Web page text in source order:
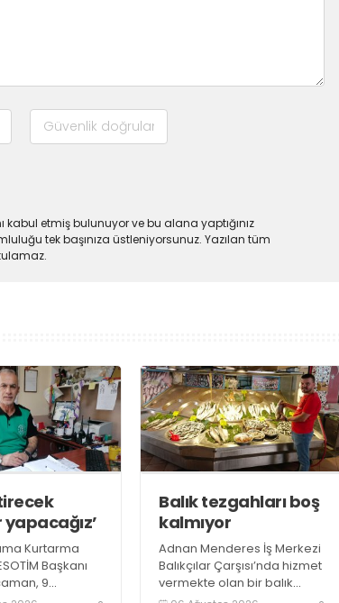
kabul etmiş bulunuyor ve bu alana yaptığınız
tek başınıza üstleniyorsunuz. Yazılan tüm
Kurtarma
Başkanı
9
Balık tezgahları boş
kalmıyor
Adnan Menderes İş Merkezi
Balıkçılar Çarşısı’nda hizmet
vermekte olan bir balık